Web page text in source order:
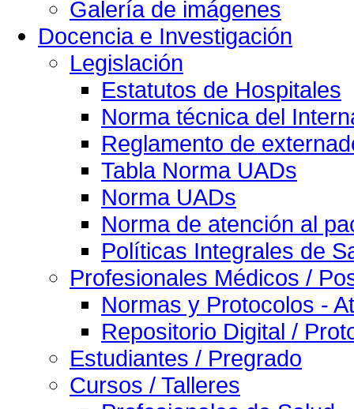
Galería de imágenes
Docencia e Investigación
Legislación
Estatutos de Hospitales
Norma técnica del
Reglamento de
Tabla Norma UADs
Norma UADs
Norma de atención al
Políticas Integrales de
Profesionales Médicos /
Normas y Protocolos -
Repositorio Digital /
Estudiantes / Pregrado
Cursos / Talleres